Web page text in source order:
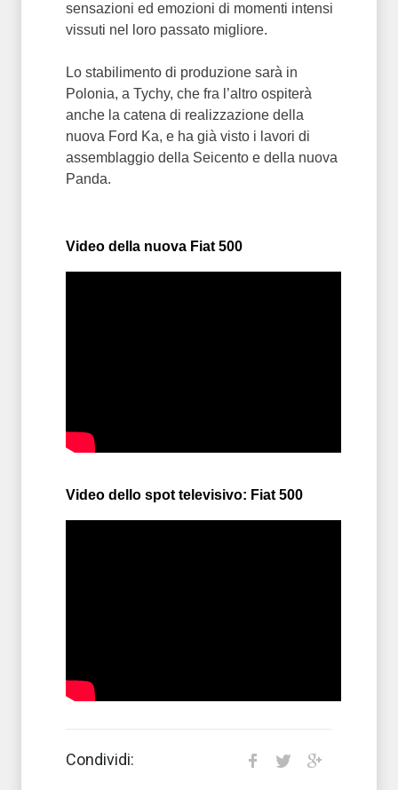
sensazioni ed emozioni di momenti intensi
vissuti nel loro passato migliore.
Lo stabilimento di produzione sarà in
Polonia, a Tychy, che fra l’altro ospiterà
anche la catena di realizzazione della
nuova Ford Ka, e ha già visto i lavori di
assemblaggio della Seicento e della nuova
Panda.
Video della nuova Fiat 500
Video dello spot televisivo: Fiat 500
Condividi: